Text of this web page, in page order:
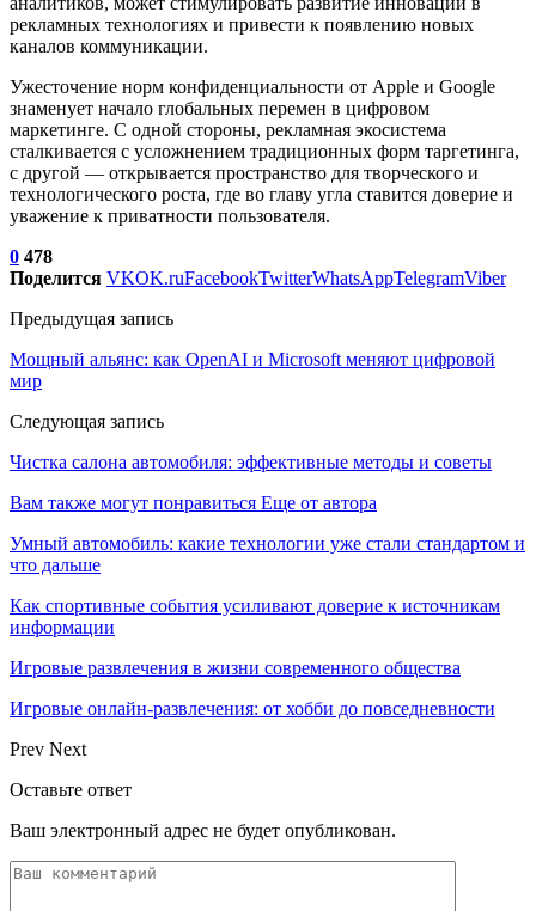
рекламных технологиях и привести к появлению новых
каналов коммуникации.
Ужесточение норм конфиденциальности от Apple и Google
знаменует начало глобальных перемен в цифровом
маркетинге. С одной стороны, рекламная экосистема
сталкивается с усложнением традиционных форм таргетинга,
с другой — открывается пространство для творческого и
технологического роста, где во главу угла ставится доверие и
уважение к приватности пользователя.
0 478
Поделится VKOK.ruFacebookTwitterWhatsAppTelegramViber
Предыдущая запись
Мощный альянс: как OpenAI и Microsoft меняют цифровой
мир
Следующая запись
Чистка салона автомобиля: эффективные методы и советы
Вам также могут понравиться Еще от автора
Умный автомобиль: какие технологии уже стали стандартом и
что дальше
Как спортивные события усиливают доверие к источникам
информации
Игровые развлечения в жизни современного общества
Игровые онлайн-развлечения: от хобби до повседневности
Prev Next
Оставьте ответ
Ваш электронный адрес не будет опубликован.